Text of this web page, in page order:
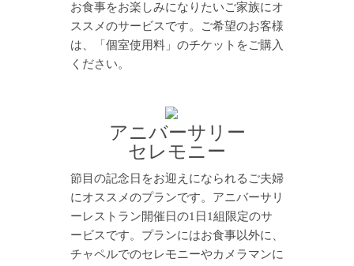
お食事をお楽しみになりたいご家族にオ
ススメのサービスです。ご希望のお客様
は、「個室使用料」のチケットをご購入
ください。
アニバーサリー
セレモニー
節目の記念日をお迎えになられるご夫婦
にオススメのプランです。アニバーサリ
ーレストラン開催日の1日1組限定のサ
ービスです。プランにはお食事以外に、
チャペルでのセレモニーやカメラマンに